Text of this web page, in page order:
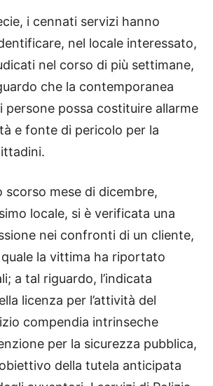
i cennati servizi hanno
nel locale interessato,
nel corso di più settimane,
che la contemporanea
persone possa costituire allarme
e fonte di pericolo per la
scorso mese di dicembre,
locale, si è verificata una
nei confronti di un cliente,
la vittima ha riportato
a tal riguardo, l’indicata
licenza per l’attività del
compendia intrinseche
per la sicurezza pubblica,
della tutela anticipata